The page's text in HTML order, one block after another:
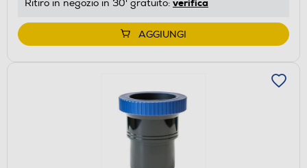
Ritiro in negozio in 30' gratuito: verifica
AGGIUNGI